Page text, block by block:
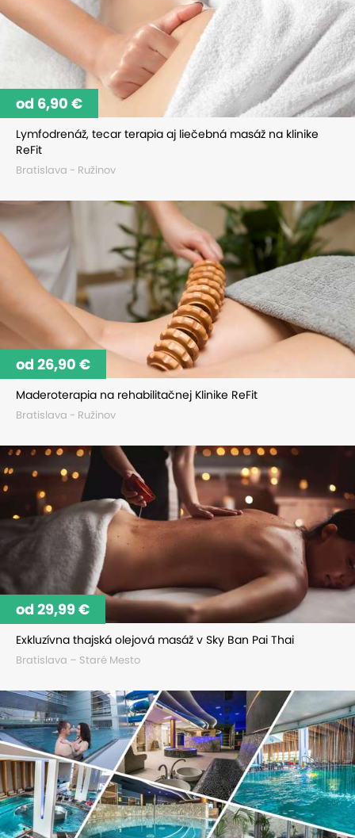
Lymfodrenáž, tecar terapia aj liečebná masáž na klinike
ReFit
Bratislava - Ružinov
od 6,90 €
Maderoterapia na rehabilitačnej Klinike ReFit
Bratislava - Ružinov
od 26,90 €
Exkluzívna thajská olejová masáž v Sky Ban Pai Thai
Bratislava – Staré Mesto
od 29,99 €